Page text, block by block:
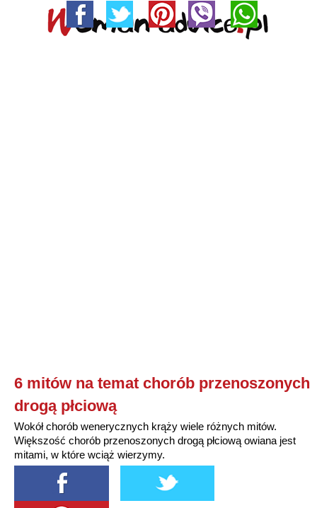
6 mitów na temat chorób przenoszonych
drogą płciową
Wokół chorób wenerycznych krąży wiele różnych mitów.
Większość chorób przenoszonych drogą płciową owiana jest
mitami, w które wciąż wierzymy.